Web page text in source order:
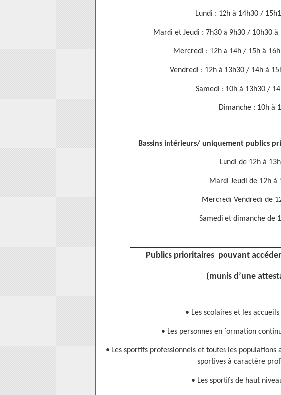
Lundi : 12h à 14h30 /
Mardi et Jeudi : 7h30 à 9h30 / 10h30 à
Mercredi : 12h à 14h / 15h à
Vendredi : 12h à 13h30 / 14h à
Samedi : 10h à 13h30 /
Dimanche : 10h à
Bassins intérieurs/ uniquement publics
Lundi de 12h à
Mardi Jeudi de 12h à
Mercredi Vendredi de
Samedi et dimanche de
Publics prioritaires pouvant
(munis d’une
• Les scolaires et les
• Les personnes en formation
• Les sportifs professionnels et toutes les
sportives à caractère
• Les sportifs de haut